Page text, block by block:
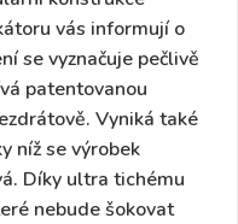
vás informují o
se vyznačuje pečlivě
patentovanou
Vyniká také
níž se výrobek
Díky ultra tichému
nebude šokovat